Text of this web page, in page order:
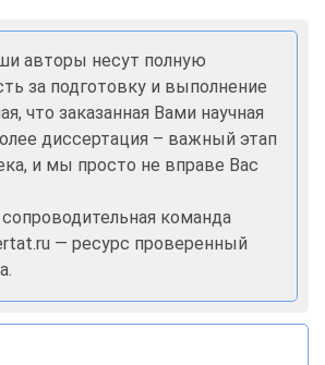
авторы несут полную
за подготовку и выполнение
что заказанная Вами научная
диссертация – важный этап
и мы просто не вправе Вас
команда
— ресурс проверенный